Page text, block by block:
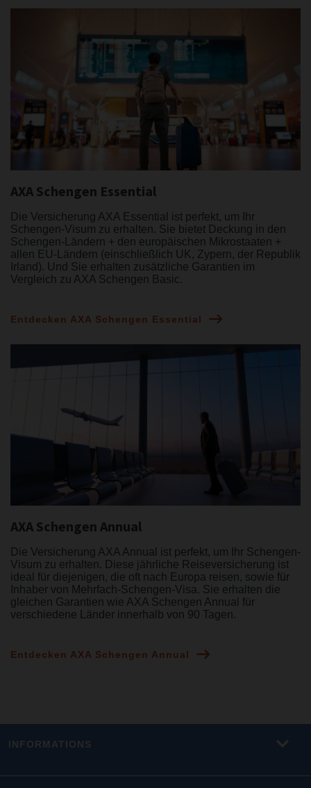
AXA Schengen Essential
Die Versicherung AXA Essential ist perfekt, um Ihr
Schengen-Visum zu erhalten. Sie bietet Deckung in den
Schengen-Ländern + den europäischen Mikrostaaten +
allen EU-Ländern (einschließlich UK, Zypern, der Republik
Irland). Und Sie erhalten zusätzliche Garantien im
Vergleich zu AXA Schengen Basic.
Entdecken AXA Schengen Essential
AXA Schengen Annual
Die Versicherung AXA Annual ist perfekt, um Ihr Schengen-
Visum zu erhalten. Diese jährliche Reiseversicherung ist
ideal für diejenigen, die oft nach Europa reisen, sowie für
Inhaber von Mehrfach-Schengen-Visa. Sie erhalten die
gleichen Garantien wie AXA Schengen Annual für
verschiedene Länder innerhalb von 90 Tagen.
Entdecken AXA Schengen Annual
INFORMATIONS